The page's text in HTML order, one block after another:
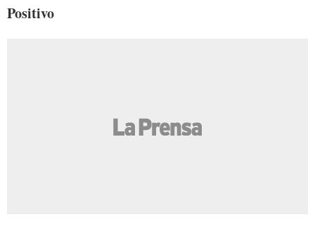
Positivo